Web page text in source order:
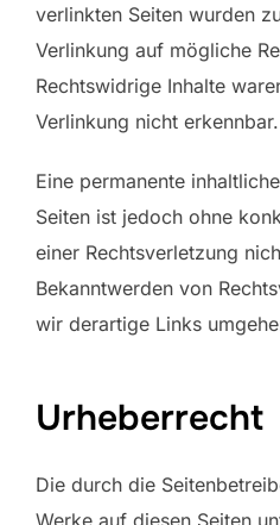
verlinkten Seiten wurden
Verlinkung auf mögliche
Rechtswidrige Inhalte
Verlinkung nicht erkennbar.
Eine permanente
Seiten ist jedoch ohne
einer Rechtsverletzung
Bekanntwerden von
wir derartige Links
Urheberrecht
Die durch die